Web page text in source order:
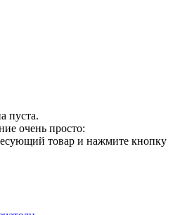
пуста.
очень просто:
товар и нажмите кнопку